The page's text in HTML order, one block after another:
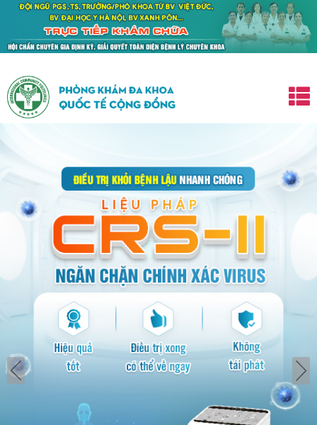
nhất.CAM KẾTtrị khỏi tận gốc -KHÔNG KHỎI HOÀN